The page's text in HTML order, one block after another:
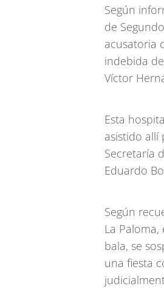
Según
de
acusatoria
indebida
Víctor
Esta
asistido allí
Secretaría
Eduardo
Según
La
bala, se
una fiesta